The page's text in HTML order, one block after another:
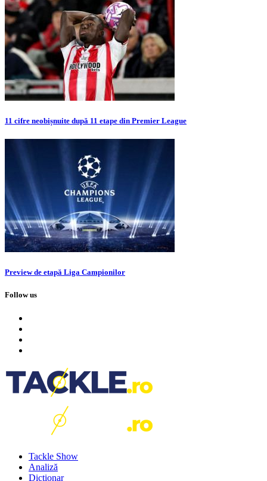
11 cifre neobișnuite după 11 etape din Premier League
Preview de etapă Liga Campionilor
Follow us
Tackle Show
Analiză
Dicționar